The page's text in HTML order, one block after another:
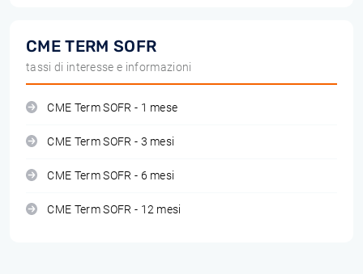
CME TERM SOFR
tassi di interesse e informazioni
CME Term SOFR - 1 mese
CME Term SOFR - 3 mesi
CME Term SOFR - 6 mesi
CME Term SOFR - 12 mesi